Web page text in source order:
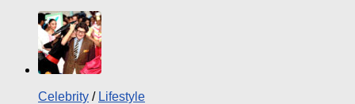
Celebrity / Lifestyle